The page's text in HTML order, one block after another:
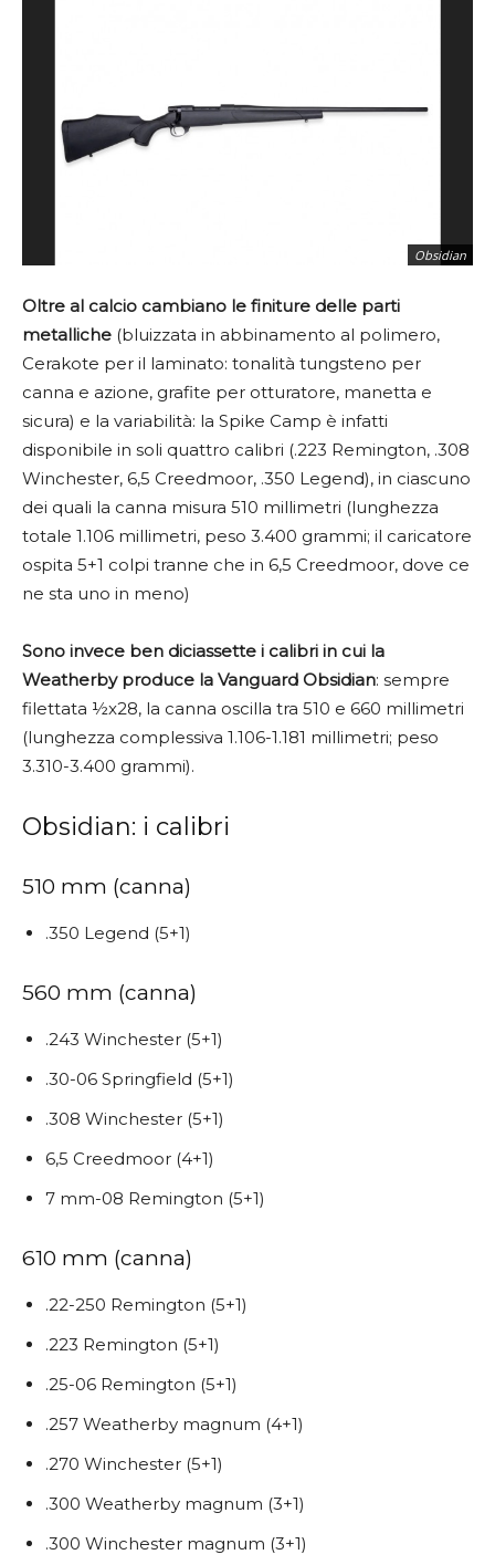
Obsidian
Oltre al calcio cambiano le finiture delle parti
metalliche (bluizzata in abbinamento al polimero,
Cerakote per il laminato: tonalità tungsteno per
canna e azione, grafite per otturatore, manetta e
sicura) e la variabilità: la Spike Camp è infatti
disponibile in soli quattro calibri (.223 Remington, .308
Winchester, 6,5 Creedmoor, .350 Legend), in ciascuno
dei quali la canna misura 510 millimetri (lunghezza
totale 1.106 millimetri, peso 3.400 grammi; il caricatore
ospita 5+1 colpi tranne che in 6,5 Creedmoor, dove ce
ne sta uno in meno)
Sono invece ben diciassette i calibri in cui la
Weatherby produce la Vanguard Obsidian: sempre
filettata ½x28, la canna oscilla tra 510 e 660 millimetri
(lunghezza complessiva 1.106-1.181 millimetri; peso
3.310-3.400 grammi).
Obsidian: i calibri
510 mm (canna)
.350 Legend (5+1)
560 mm (canna)
.243 Winchester (5+1)
.30-06 Springfield (5+1)
.308 Winchester (5+1)
6,5 Creedmoor (4+1)
7 mm-08 Remington (5+1)
610 mm (canna)
.22-250 Remington (5+1)
.223 Remington (5+1)
.25-06 Remington (5+1)
.257 Weatherby magnum (4+1)
.270 Winchester (5+1)
.300 Weatherby magnum (3+1)
.300 Winchester magnum (3+1)